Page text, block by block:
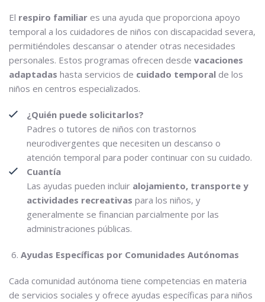
El respiro familiar es una ayuda que proporciona apoyo
temporal a los cuidadores de niños con discapacidad severa,
permitiéndoles descansar o atender otras necesidades
personales. Estos programas ofrecen desde vacaciones
adaptadas hasta servicios de cuidado temporal de los
niños en centros especializados.
¿Quién puede solicitarlos?
Padres o tutores de niños con trastornos
neurodivergentes que necesiten un descanso o
atención temporal para poder continuar con su cuidado.
Cuantía
Las ayudas pueden incluir alojamiento, transporte y
actividades recreativas para los niños, y
generalmente se financian parcialmente por las
administraciones públicas.
Ayudas Específicas por Comunidades Autónomas
Cada comunidad autónoma tiene competencias en materia
de servicios sociales y ofrece ayudas específicas para niños